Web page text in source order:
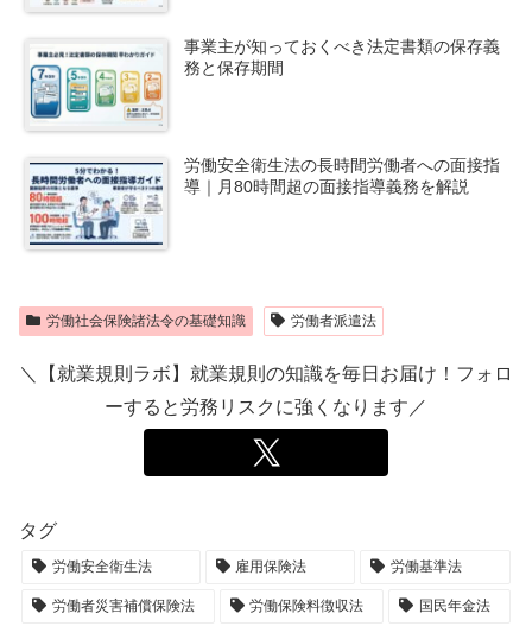
事業主が知っておくべき法定書類の保存義
務と保存期間
労働安全衛生法の長時間労働者への面接指
導｜月80時間超の面接指導義務を解説
労働社会保険諸法令の基礎知識 労働者派遣法
＼【就業規則ラボ】就業規則の知識を毎日お届け！フォロ
ーすると労務リスクに強くなります／
タグ
労働安全衛生法 雇用保険法 労働基準法
労働者災害補償保険法 労働保険料徴収法 国民年金法